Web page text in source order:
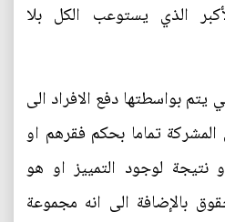
الذي يستوعب الكل بلا
يتم بواسطتها دفع الافراد الى
تماما بحكم فقرهم او
نتيجة لوجود التمييز او هو
بالإضافة الى انه مجموعة